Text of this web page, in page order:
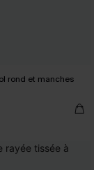
rond et manches